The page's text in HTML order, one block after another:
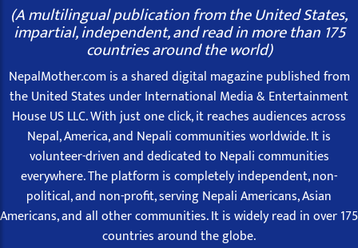
(A multilingual publication from the United States,
impartial, independent, and read in more than 175
countries around the world)
NepalMother.com is a shared digital magazine published from
the United States under International Media & Entertainment
House US LLC. With just one click, it reaches audiences across
Nepal, America, and Nepali communities worldwide. It is
volunteer-driven and dedicated to Nepali communities
everywhere. The platform is completely independent, non-
political, and non-profit, serving Nepali Americans, Asian
Americans, and all other communities. It is widely read in over 175
countries around the globe.